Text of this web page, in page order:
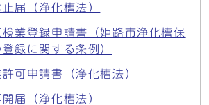
届（浄化槽法）
業登録申請書（姫路市浄化槽保
録に関する条例）
可申請書（浄化槽法）
届（浄化槽法）